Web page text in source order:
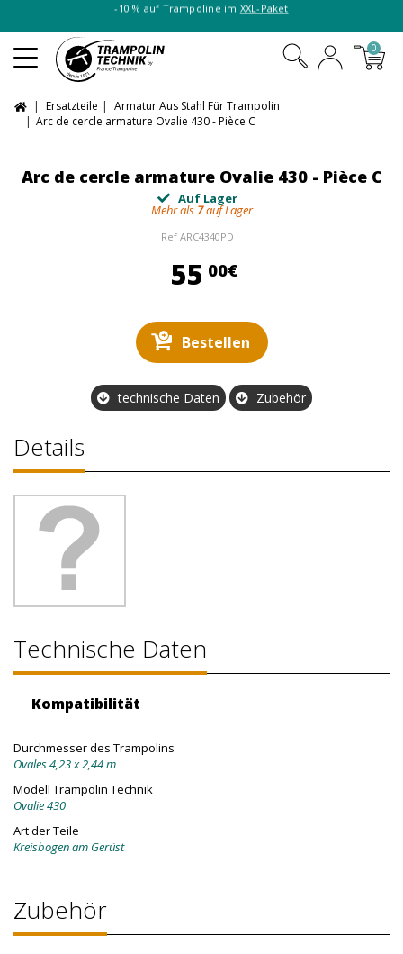
-10 % auf Trampoline imXXL-Paket
0
Ersatzteile
Armatur Aus Stahl Für Trampolin
Arc de cercle armature Ovalie 430 - Pièce C
Arc de cercle armature Ovalie 430 - Pièce C
Auf Lager
Mehr als 7auf Lager
Ref ARC4340PD
55 00€55,00 €
Bestellen
technische Daten Zubehör
Details
Technische Daten
Kompatibilität
Durchmesser des Trampolins
Ovales 4,23 x 2,44 m
Modell Trampolin Technik
Ovalie 430
Art der Teile
Kreisbogen am Gerüst
Zubehör